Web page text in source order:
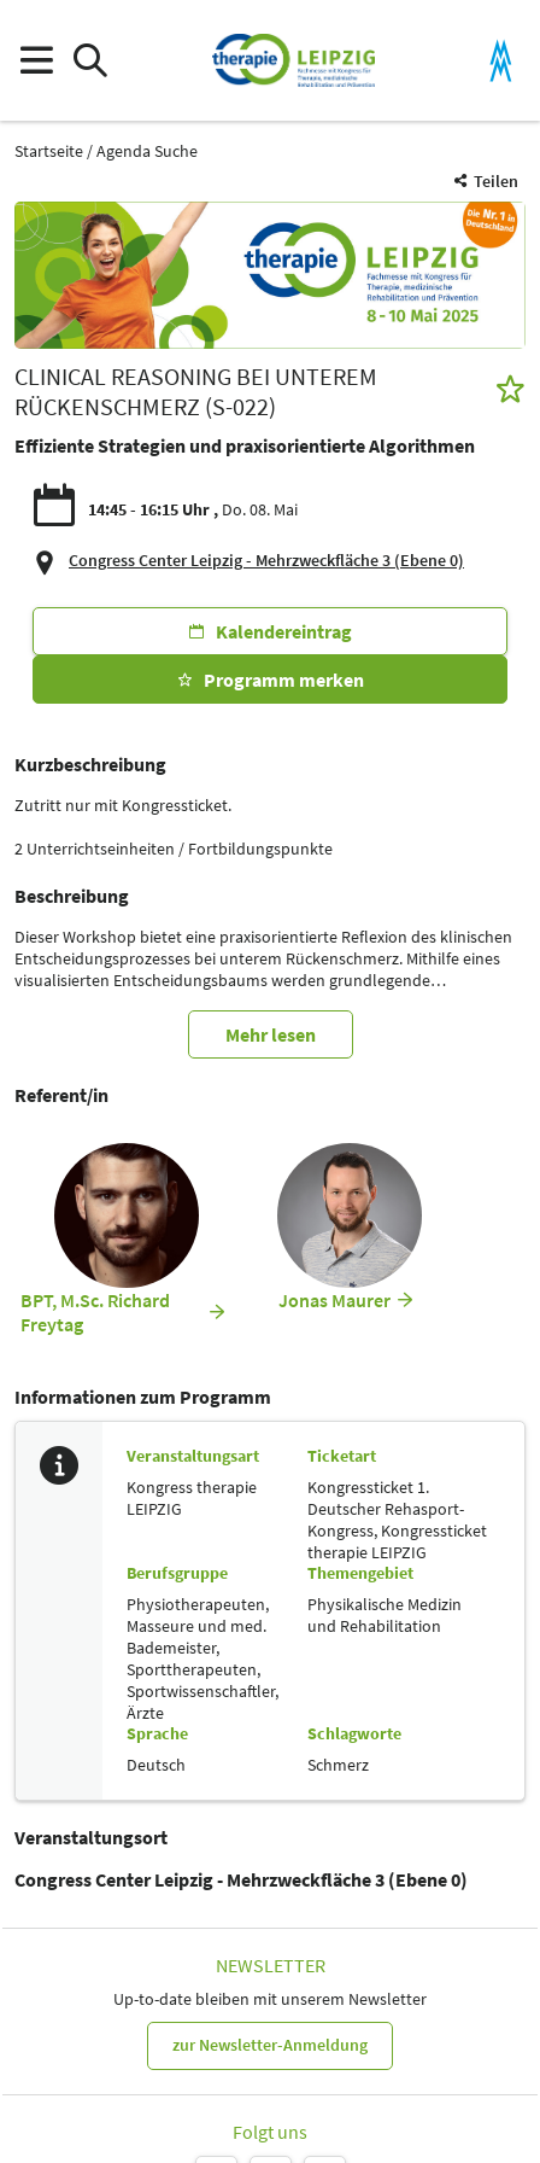
Startseite
Agenda Suche
Teilen
CLINICAL REASONING BEI UNTEREM
RÜCKENSCHMERZ (S-022)
Effiziente Strategien und praxisorientierte Algorithmen
14:45 - 16:15 Uhr Do. 08. Mai
Congress Center Leipzig - Mehrzweckfläche 3 (Ebene 0)
Kalendereintrag
Programm merken
Kurzbeschreibung
Zutritt nur mit Kongressticket.
2 Unterrichtseinheiten / Fortbildungspunkte
Beschreibung
Dieser Workshop bietet eine praxisorientierte Reflexion des klinischen
Entscheidungsprozesses bei unterem Rückenschmerz. Mithilfe eines
visualisierten Entscheidungsbaums werden grundlegende
differenziert. Teilnehmer entwickeln diagnostische Algorithmen, lernen
spezifische Symptome und Nervenbahnen kennen und erarbeiten
Visualisierung zu strukturieren und individuelle Entscheidungsprozesse
zu optimieren.
Mehr lesen
Referent/in
BPT, M.Sc. Richard
Freytag
Jonas Maurer
Informationen zum Programm
Veranstaltungsart
Kongress therapie
LEIPZIG
Ticketart
Kongressticket 1.
Deutscher Rehasport-
Kongress, Kongressticket
therapie LEIPZIG
Berufsgruppe
Physiotherapeuten,
Masseure und med.
Bademeister,
Sporttherapeuten,
Sportwissenschaftler,
Ärzte
Themengebiet
Physikalische Medizin
und Rehabilitation
Sprache
Deutsch
Schlagworte
Schmerz
Veranstaltungsort
Congress Center Leipzig - Mehrzweckfläche 3 (Ebene 0)
NEWSLETTER
Up-to-date bleiben mit unserem Newsletter
zur Newsletter-Anmeldung
Folgt uns